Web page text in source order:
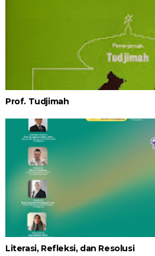
Prof. Tudjimah
Literasi, Refleksi, dan Resolusi